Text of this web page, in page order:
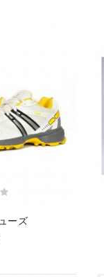
ーズ